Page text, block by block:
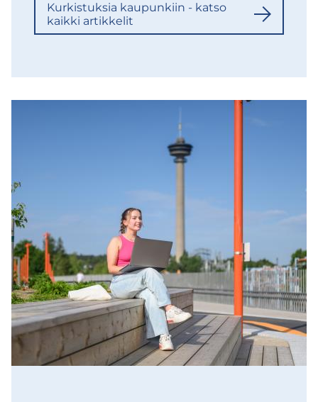
Kur­kis­tuk­sia kau­pun­kiin - katso
kaik­ki ar­tik­ke­lit